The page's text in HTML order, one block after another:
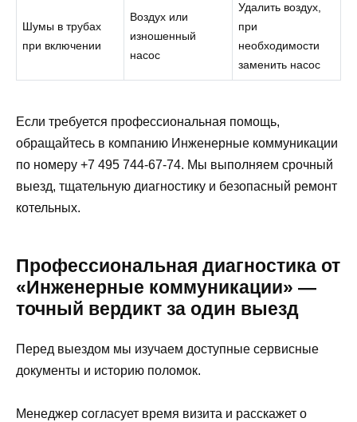
Шумы в трубах
при включении
Воздух или
изношенный
насос
Удалить воздух,
при
необходимости
заменить насос
Если требуется профессиональная помощь,
обращайтесь в компанию Инженерные коммуникации
по номеру +7 495 744-67-74. Мы выполняем срочный
выезд, тщательную диагностику и безопасный ремонт
котельных.
Профессиональная диагностика от
«Инженерные коммуникации» —
точный вердикт за один выезд
Перед выездом мы изучаем доступные сервисные
документы и историю поломок.
Менеджер согласует время визита и расскажет о